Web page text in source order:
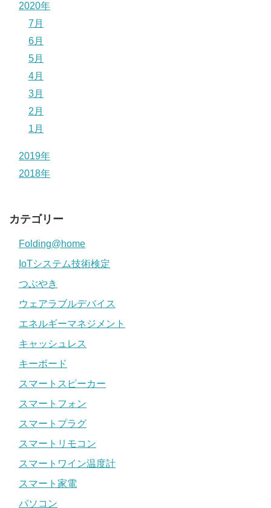
2020年
7月
6月
5月
4月
3月
2月
1月
2019年
2018年
カテゴリー
Folding@home
IoTシステム技術検定
つぶやき
ウェアラブルデバイス
エネルギーマネジメント
キャッシュレス
キーボード
スマートスピーカー
スマートフォン
スマートプラグ
スマートリモコン
スマートワイン温度計
スマート家電
パソコン